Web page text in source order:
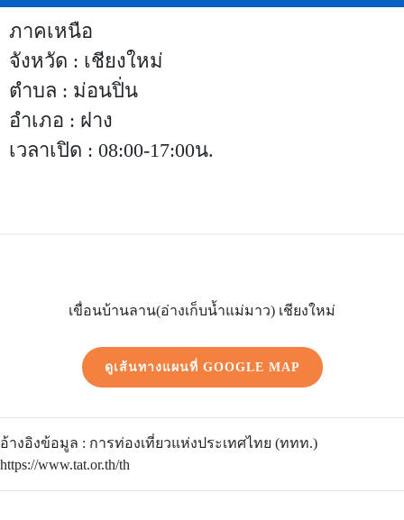
ภาคเหนือ
จังหวัด : เชียงใหม่
ตำบล : ม่อนปิ่น
อำเภอ : ฝาง
เวลาเปิด : 08:00-17:00น.
เขื่อนบ้านลาน(อ่างเก็บน้ำแม่มาว) เชียงใหม่
ดูเส้นทางแผนที่ GOOGLE MAP
อ้างอิงข้อมูล : การท่องเที่ยวแห่งประเทศไทย (ททท.)
https://www.tat.or.th/th